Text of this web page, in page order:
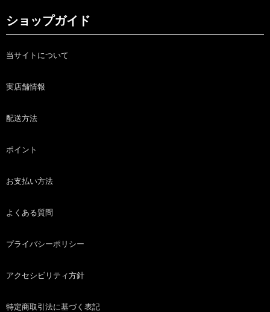
ショップガイド
当サイトについて
実店舗情報
配送方法
ポイント
お支払い方法
よくある質問
プライバシーポリシー
アクセシビリティ方針
特定商取引法に基づく表記